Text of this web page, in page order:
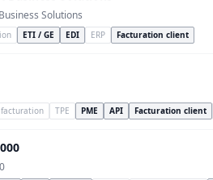
Solutions
ETI / GE EDI ERP Facturation client
TPE PME API Facturation client